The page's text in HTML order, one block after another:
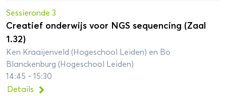
Sessieronde 3
Creatief onderwijs voor NGS sequencing (Zaal
1.32)
Ken Kraaijenveld (Hogeschool Leiden) en Bo
Blanckenburg (Hogeschool Leiden)
14:45 - 15:30
Details